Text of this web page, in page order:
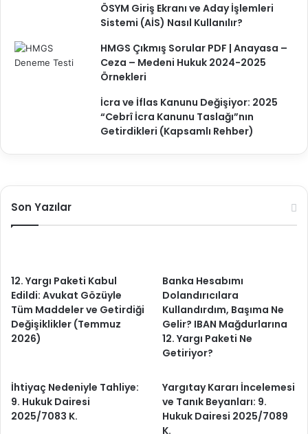
ÖSYM Giriş Ekranı ve Aday İşlemleri
Sistemi (AİS) Nasıl Kullanılır?
HMGS Çıkmış Sorular PDF | Anayasa –
Ceza – Medeni Hukuk 2024-2025
Örnekleri
İcra ve İflas Kanunu Değişiyor: 2025
“Cebrî İcra Kanunu Taslağı”nın
Getirdikleri (Kapsamlı Rehber)
Son Yazılar
12. Yargı Paketi Kabul
Edildi: Avukat Gözüyle
Tüm Maddeler ve Getirdiği
Değişiklikler (Temmuz
2026)
Banka Hesabımı
Dolandırıcılara
Kullandırdım, Başıma Ne
Gelir? IBAN Mağdurlarına
12. Yargı Paketi Ne
Getiriyor?
İhtiyaç Nedeniyle Tahliye:
9. Hukuk Dairesi
2025/7083 K.
Yargıtay Kararı İncelemesi
ve Tanık Beyanları: 9.
Hukuk Dairesi 2025/7089
K.